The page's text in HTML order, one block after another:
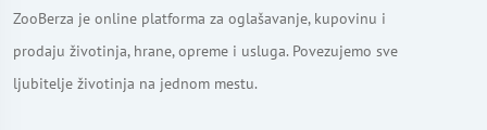
ZooBerza je online platforma za oglašavanje, kupovinu i
prodaju životinja, hrane, opreme i usluga. Povezujemo sve
ljubitelje životinja na jednom mestu.